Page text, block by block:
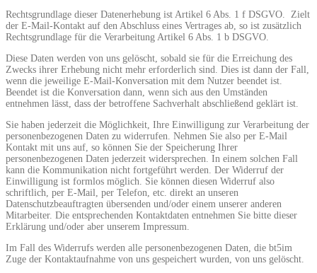
Rechtsgrundlage dieser Datenerhebung ist Artikel 6 Abs. 1 f DSGVO. Zielt
der E-Mail-Kontakt auf den Abschluss eines Vertrages ab, so ist zusätzlich
Rechtsgrundlage für die Verarbeitung Artikel 6 Abs. 1 b DSGVO.
Diese Daten werden von uns gelöscht, sobald sie für die Erreichung des
Zwecks ihrer Erhebung nicht mehr erforderlich sind. Dies ist dann der Fall,
wenn die jeweilige E-Mail-Konversation mit dem Nutzer beendet ist.
Beendet ist die Konversation dann, wenn sich aus den Umständen
entnehmen lässt, dass der betroffene Sachverhalt abschließend geklärt ist.
Sie haben jederzeit die Möglichkeit, Ihre Einwilligung zur Verarbeitung der
personenbezogenen Daten zu widerrufen. Nehmen Sie also per E-Mail
Kontakt mit uns auf, so können Sie der Speicherung Ihrer
personenbezogenen Daten jederzeit widersprechen. In einem solchen Fall
kann die Kommunikation nicht fortgeführt werden. Der Widerruf der
Einwilligung ist formlos möglich. Sie können diesen Widerruf also
schriftlich, per E-Mail, per Telefon, etc. direkt an unseren
Datenschutzbeauftragten übersenden und/oder einem unserer anderen
Mitarbeiter. Die entsprechenden Kontaktdaten entnehmen Sie bitte dieser
Erklärung und/oder aber unserem Impressum.
Im Fall des Widerrufs werden alle personenbezogenen Daten, die bt5im
Zuge der Kontaktaufnahme von uns gespeichert wurden, von uns gelöscht.